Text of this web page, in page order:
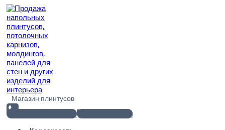
Перейти
содержимому
Магазин плинтусов
+7(812) 920-02-38
info@101metr.ru